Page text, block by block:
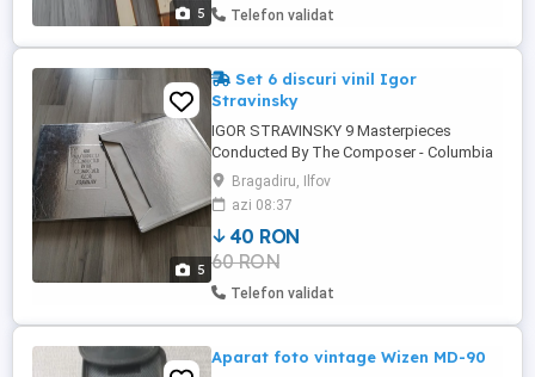
5 Telefon validat
5
Set 6 discuri vinil Igor
Stravinsky
IGOR STRAVINSKY 9 Masterpieces
Conducted By The Composer - Columbia
6-LP set. Păstrate în stare foarte bună, fără
urme de uzură. În țară trimit prin curier.
Bragadiru, Ilfov
azi 08:37
40 RON
60 RON
Telefon validat
Aparat foto vintage Wizen MD-90